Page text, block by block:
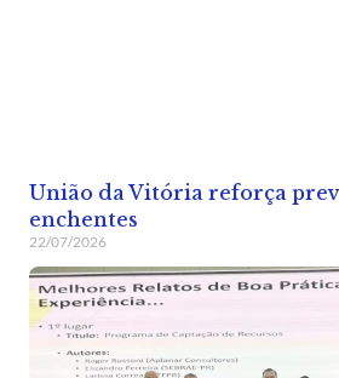
União da Vitória reforça
enchentes
22/07/2026